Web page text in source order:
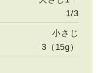
1/3
小さじ
3（15g）